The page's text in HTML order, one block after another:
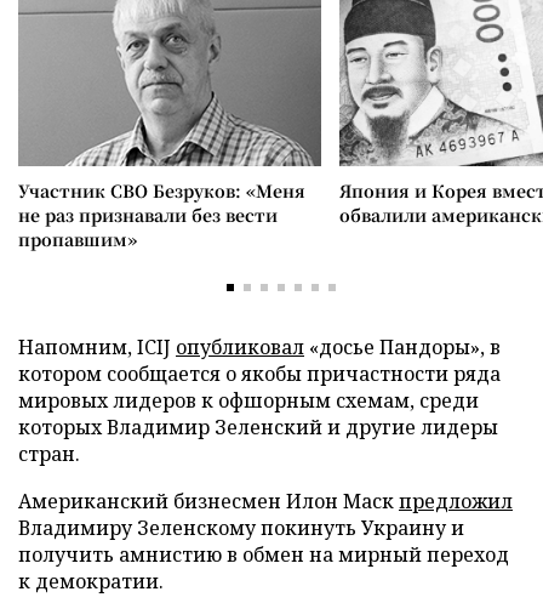
Участник СВО Безруков: «Меня
не раз признавали без вести
пропавшим»
Япония и Корея
обвалили
Напомним, ICIJ опубликовал «досье Пандоры», в
котором сообщается о якобы причастности ряда
мировых лидеров к офшорным схемам, среди
которых Владимир Зеленский и другие лидеры
стран.
Американский бизнесмен Илон Маскпредложил
Владимиру Зеленскому покинуть Украину и
получить амнистию в обмен на мирный переход
к демократии.